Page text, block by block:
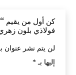
كن أول من يقيم
فولاذي بلون
لن يتم نشر عنوان
إليها بـ *